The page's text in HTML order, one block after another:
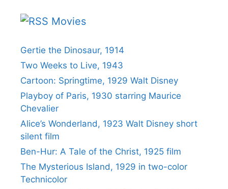
Movies
Gertie the Dinosaur, 1914
Two Weeks to Live, 1943
Cartoon: Springtime, 1929 Walt Disney
Playboy of Paris, 1930 starring Maurice
Chevalier
Alice’s Wonderland, 1923 Walt Disney short
silent film
Ben-Hur: A Tale of the Christ, 1925 film
The Mysterious Island, 1929 in two-color
Technicolor